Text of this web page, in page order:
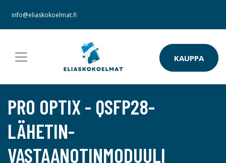
info@eliaskokoelmat.fi
KAUPPA
PRO OPTIX - QSFP28-
LÄHETIN-
VASTAANOTINMODUULI